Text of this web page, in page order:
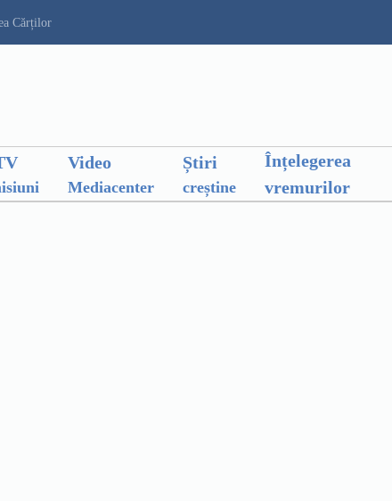
Cărților
Video
Mediacenter
Știri
creștine
Înțelegerea
vremurilor